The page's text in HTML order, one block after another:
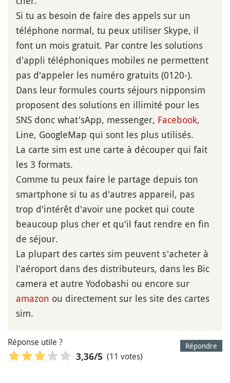
Si tu as besoin de faire des appels sur un
téléphone normal, tu peux utiliser Skype, il
font un mois gratuit. Par contre les solutions
d'appli téléphoniques mobiles ne permettent
pas d'appeler les numéro gratuits (0120-).
Dans leur formules courts séjours nipponsim
proposent des solutions en illimité pour les
SNS donc what'sApp, messenger, Facebook,
Line, GoogleMap qui sont les plus utilisés.
La carte sim est une carte à découper qui fait
les 3 formats.
Comme tu peux faire le partage depuis ton
smartphone si tu as d'autres appareil, pas
trop d'intérêt d'avoir une pocket qui coute
beaucoup plus cher et qu'il faut rendre en fin
de séjour.
La plupart des cartes sim peuvent s'acheter à
l'aéroport dans des distributeurs, dans les Bic
camera et autre Yodobashi ou encore sur
amazon ou directement sur les site des cartes
sim.
Répondre
Réponse utile ?
3,36/5 (11 votes)